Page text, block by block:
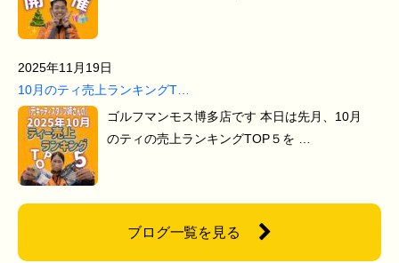
2025年11月19日
10月のティ売上ランキングT…
ゴルフマンモス博多店です 本日は先月、10月
のティの売上ランキングTOP５を …
ブログ一覧を見る